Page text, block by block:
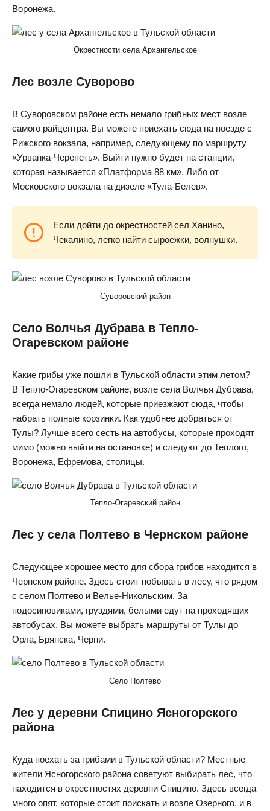
Воронежа.
Окрестности села Архангельское
Лес возле Суворово
В Суворовском районе есть немало грибных мест возле
самого райцентра. Вы можете приехать сюда на поезде с
Рижского вокзала, например, следующему по маршруту
«Урванка-Черепеть». Выйти нужно будет на станции,
которая называется «Платформа 88 км». Либо от
Московского вокзала на дизеле «Тула-Белев».
Если дойти до окрестностей сел Ханино,
Чекалино, легко найти сыроежки, волнушки.
Суворовский район
Село Волчья Дубрава в Тепло-
Огаревском районе
Какие грибы уже пошли в Тульской области этим летом?
В Тепло-Огаревском районе, возле села Волчья Дубрава,
всегда немало людей, которые приезжают сюда, чтобы
набрать полные корзинки. Как удобнее добраться от
Тулы? Лучше всего сесть на автобусы, которые проходят
мимо (можно выйти на остановке) и следуют до Теплого,
Воронежа, Ефремова, столицы.
Тепло-Огаревский район
Лес у села Полтево в Чернском районе
Следующее хорошее место для сбора грибов находится в
Чернском районе. Здесь стоит побывать в лесу, что рядом
с селом Полтево и Велье-Никольским. За
подосиновиками, груздями, белыми едут на проходящих
автобусах. Вы можете выбрать маршруты от Тулы до
Орла, Брянска, Черни.
Село Полтево
Лес у деревни Спицино Ясногорского
района
Куда поехать за грибами в Тульской области? Местные
жители Ясногорского района советуют выбирать лес, что
находится в окрестностях деревни Спицино. Здесь всегда
много опят, которые стоит поискать и возле Озерного, и в